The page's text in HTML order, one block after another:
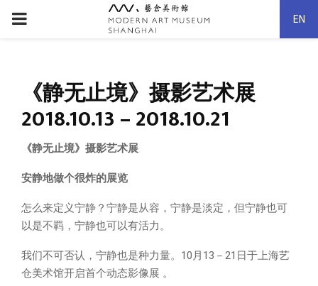
PRIMARY
EN
《静无止境》摄影艺术展
2018.10.13 – 2018.10.21
《静无止境》摄影艺术展
安静地做个很炸的展览
怎么来定义宁静？宁静是从容，宁静是淡定，但宁静也可
以是不羁，宁静也可以有活力。
我们不可否认，宁静也是种力量。10月13－21日于上海艺
仓美术馆开启首个动态影像展 。